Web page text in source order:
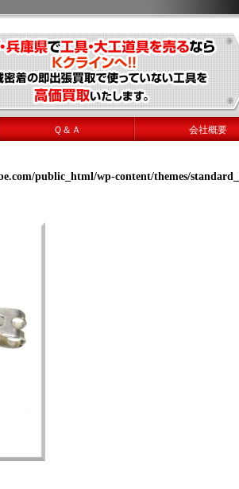
Ｑ＆Ａ 会社概要
public_html/wp-content/themes/